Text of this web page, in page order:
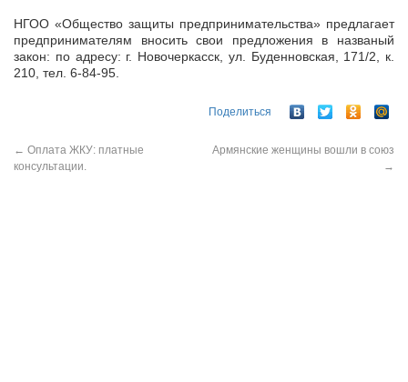
НГОО «Общество защиты предпринимательства» предлагает
предпринимателям вносить свои предложения в названый
закон: по адресу: г. Новочеркасск, ул. Буденновская, 171/2, к.
210, тел. 6-84-95.
Поделиться
← Оплата ЖКУ: платные
консультации.
Армянские женщины вошли в союз
→